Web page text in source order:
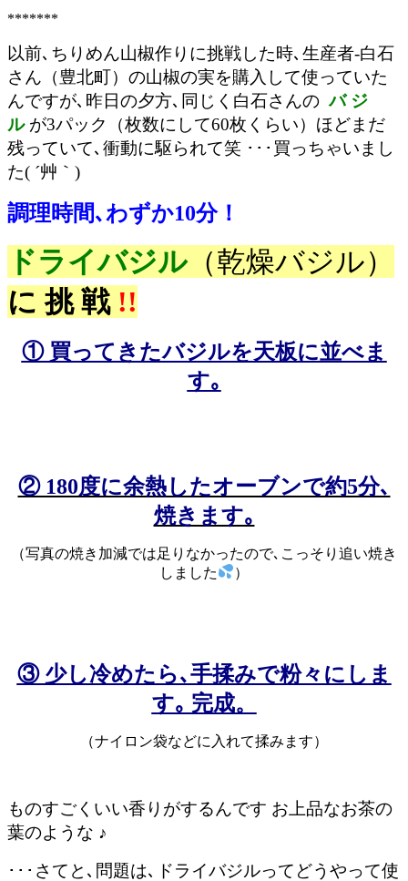
*******
以前､ちりめん山椒作りに挑戦した時､生産者-白石
さん（豊北町）の山椒の実を購入して使っていた
んですが､昨日の夕方､同じく 白石さんの バ ジ
ル が3パック（枚数にして60枚くらい）ほどまだ
残っていて､衝動に駆られて笑 ･･･買っちゃいまし
た( ´艸｀)
調理時間､わずか10分！
ドライバジル（乾燥バジル）
に 挑 戦 !!
① 買ってきたバジルを天板に並べま
す｡
② 180度に余熱したオーブンで約5分､
焼きます｡
（写真の焼き加減では足りなかったので､こっそり追い焼き
しました
）
③ 少し冷めたら､手揉みで粉々にしま
す｡ 完成。
（ナイロン袋などに入れて揉みます）
ものすごくいい香りがするんです お上品なお茶の
葉のような ♪
･･･さてと､問題は､ドライバジルってどうやって使